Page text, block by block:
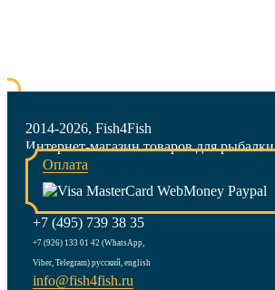
2014-2026, Fish4Fish
Интернет-магазин товаров для рыбалки
Оплата
+7 (495) 739 38 35
+7 (926) 133 01 42 (WhatsApp,
Viber, Telegram) русский, english
info@fish4fish.ru